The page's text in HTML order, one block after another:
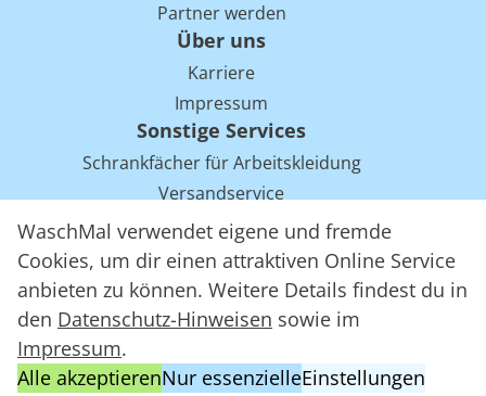
WaschMal verwendet eigene und fremde
Cookies, um dir einen attraktiven Online Service
anbieten zu können. Weitere Details findest du in
den Datenschutz-Hinweisen sowie im
Impressum.
Alle akzeptierenNur essenzielleEinstellungen
Partner werden
Über uns
Karriere
Impressum
Sonstige Services
Schrankfächer für Arbeitskleidung
Versandservice
Einsparpotentiale für Mietwäsche bei Arbeitskleidung
Arbeitskleidung Tracking mit RFID
WaschMal GmbH 2016 – 2026
Datenschutz